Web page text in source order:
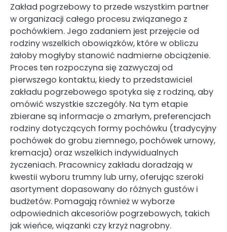
Zakład pogrzebowy to przede wszystkim partner
w organizacji całego procesu związanego z
pochówkiem. Jego zadaniem jest przejęcie od
rodziny wszelkich obowiązków, które w obliczu
żałoby mogłyby stanowić nadmierne obciążenie.
Proces ten rozpoczyna się zazwyczaj od
pierwszego kontaktu, kiedy to przedstawiciel
zakładu pogrzebowego spotyka się z rodziną, aby
omówić wszystkie szczegóły. Na tym etapie
zbierane są informacje o zmarłym, preferencjach
rodziny dotyczących formy pochówku (tradycyjny
pochówek do grobu ziemnego, pochówek urnowy,
kremacja) oraz wszelkich indywidualnych
życzeniach. Pracownicy zakładu doradzają w
kwestii wyboru trumny lub urny, oferując szeroki
asortyment dopasowany do różnych gustów i
budżetów. Pomagają również w wyborze
odpowiednich akcesoriów pogrzebowych, takich
jak wieńce, wiązanki czy krzyż nagrobny.